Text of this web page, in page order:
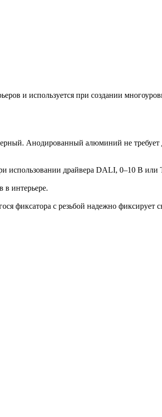
и используется при создании
Анодированный алюминий не
использовании драйвера DALI, 0–10 В или
в интерьере.
фиксатора с резьбой надежно фиксирует